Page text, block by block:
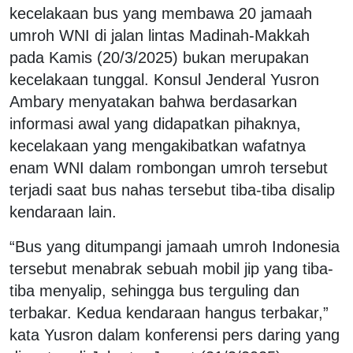
kecelakaan bus yang membawa 20 jamaah
umroh WNI di jalan lintas Madinah-Makkah
pada Kamis (20/3/2025) bukan merupakan
kecelakaan tunggal. Konsul Jenderal Yusron
Ambary menyatakan bahwa berdasarkan
informasi awal yang didapatkan pihaknya,
kecelakaan yang mengakibatkan wafatnya
enam WNI dalam rombongan umroh tersebut
terjadi saat bus nahas tersebut tiba-tiba disalip
kendaraan lain.
“Bus yang ditumpangi jamaah umroh Indonesia
tersebut menabrak sebuah mobil jip yang tiba-
tiba menyalip, sehingga bus terguling dan
terbakar. Kedua kendaraan hangus terbakar,”
kata Yusron dalam konferensi pers daring yang